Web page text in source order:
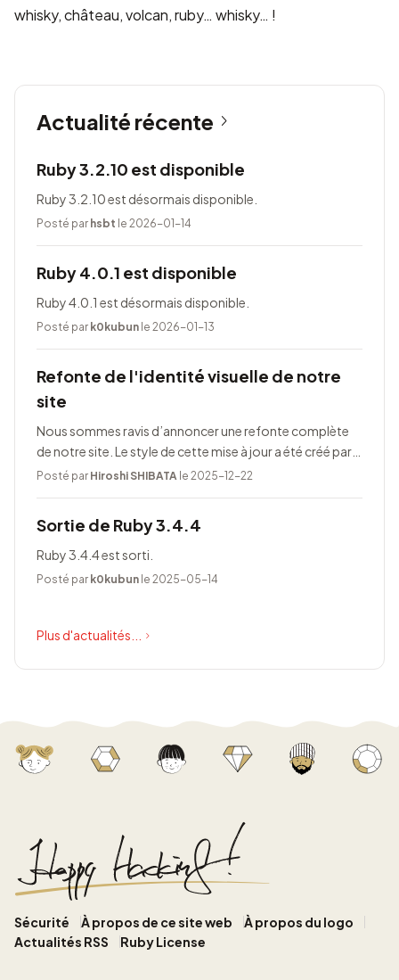
whisky, château, volcan, ruby… whisky… !
Actualité récente
Ruby 3.2.10 est disponible
Ruby 3.2.10 est désormais disponible.
Posté par hsbt le 2026-01-14
Ruby 4.0.1 est disponible
Ruby 4.0.1 est désormais disponible.
Posté par k0kubun le 2026-01-13
Refonte de l'identité visuelle de notre
site
Nous sommes ravis d’annoncer une refonte complète
de notre site. Le style de cette mise à jour a été créé par
Taeko Akatsuka.
Posté par Hiroshi SHIBATA le 2025-12-22
Sortie de Ruby 3.4.4
Ruby 3.4.4 est sorti.
Posté par k0kubun le 2025-05-14
Plus d'actualités...
Sécurité À propos de ce site web
À propos du logo
Actualités RSS
Ruby License